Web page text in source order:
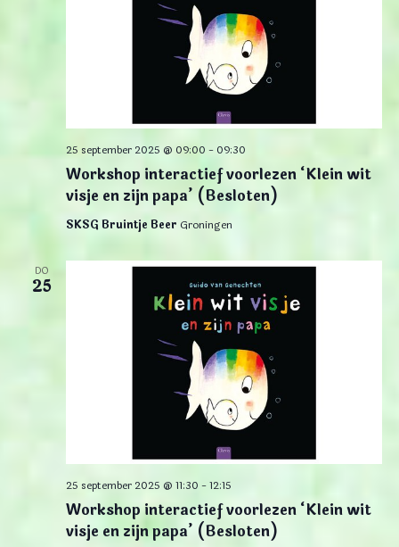
Workshop interactief voorlezen ‘Klein wit
visje en zijn papa’ (Besloten)
25 september 2025 @ 09:00 - 09:30
SKSG Bruintje Beer Groningen
DO
25
Workshop interactief voorlezen ‘Klein wit
visje en zijn papa’ (Besloten)
25 september 2025 @ 11:30 -12:15